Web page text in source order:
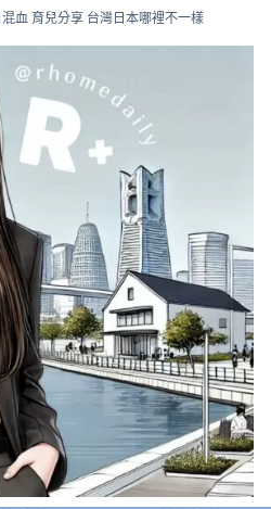
血 育兒分享 台灣日本哪裡不一樣